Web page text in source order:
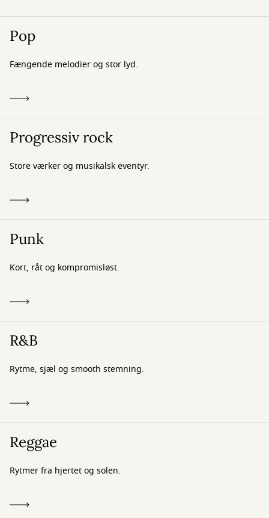
Pop
Fængende melodier og stor lyd.
Progressiv rock
Store værker og musikalsk eventyr.
Punk
Kort, råt og kompromisløst.
R&B
Rytme, sjæl og smooth stemning.
Reggae
Rytmer fra hjertet og solen.